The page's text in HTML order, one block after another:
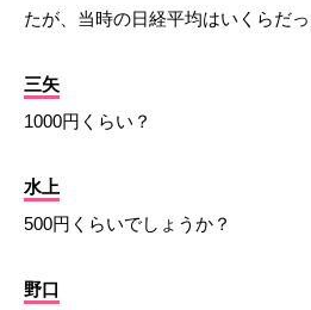
たが、当時の日経平均はいくらだ
三矢
1000円くらい？
水上
500円くらいでしょうか？
野口